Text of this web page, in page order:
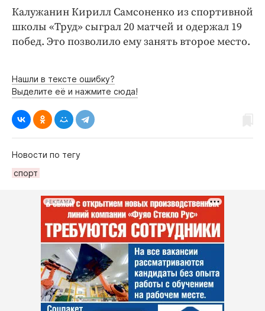
Калужанин Кирилл Самсоненко из спортивной
школы «Труд» сыграл 20 матчей и одержал 19
побед. Это позволило ему занять второе место.
Нашли в тексте ошибку?
Выделите её и нажмите сюда!
Новости по тегу
спорт
РЕКЛАМА